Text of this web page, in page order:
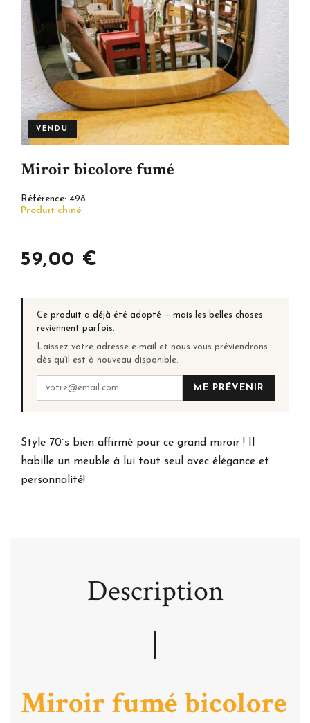
VENDU
Miroir bicolore fumé
Référence: 498
Produit chiné
59,00 €
Ce produit a déjà été adopté — mais les belles choses
reviennent parfois.
Laissez votre adresse e-mail et nous vous préviendrons
dès qu’il est à nouveau disponible.
ME PRÉVENIR
Style 70´s bien affirmé pour ce grand miroir ! Il
habille un meuble à lui tout seul avec élégance et
personnalité!
Description
Miroir fumé bicolore